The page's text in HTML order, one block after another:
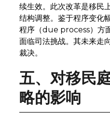
续生效。此次改革是移民
结构调整。鉴于程序变化
程序（due process）方
面临司法挑战。其未来走
裁决。
五、对移民
略的影响